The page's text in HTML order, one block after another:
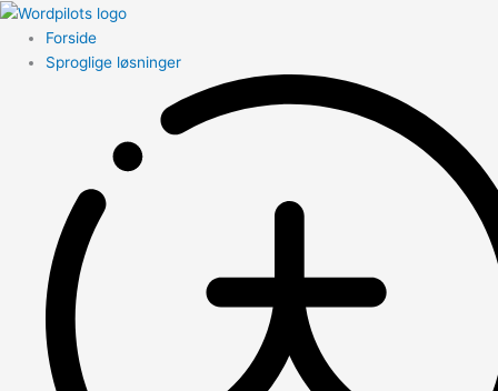
Forside
Sproglige løsninger